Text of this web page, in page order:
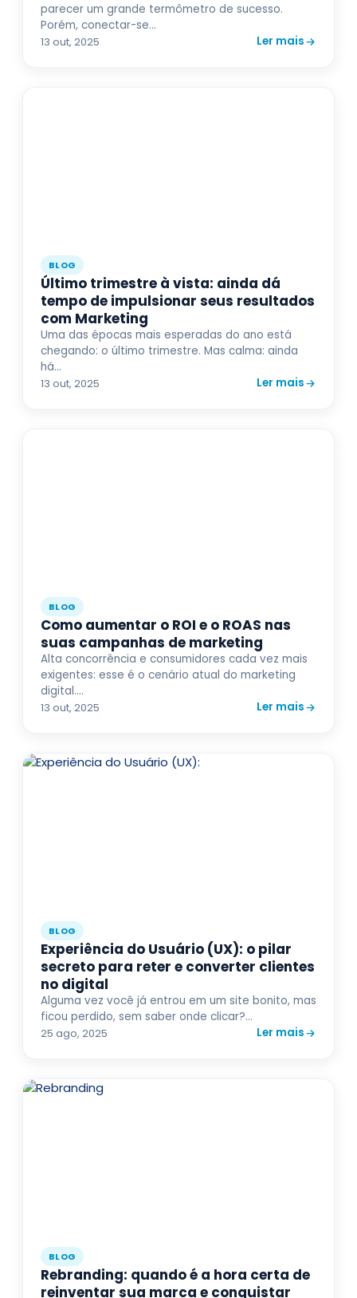
parecer um grande termômetro de sucesso.
Porém, conectar-se...
13 out, 2025
Ler mais
BLOG
Último trimestre à vista: ainda dá
tempo de impulsionar seus resultados
com Marketing
Uma das épocas mais esperadas do ano está
chegando: o último trimestre. Mas calma: ainda
há...
13 out, 2025
Ler mais
BLOG
Como aumentar o ROI e o ROAS nas
suas campanhas de marketing
Alta concorrência e consumidores cada vez mais
exigentes: esse é o cenário atual do marketing
digital....
13 out, 2025
Ler mais
BLOG
Experiência do Usuário (UX): o pilar
secreto para reter e converter clientes
no digital
Alguma vez você já entrou em um site bonito, mas
ficou perdido, sem saber onde clicar?...
25 ago, 2025
Ler mais
BLOG
Rebranding: quando é a hora certa de
reinventar sua marca e conquistar